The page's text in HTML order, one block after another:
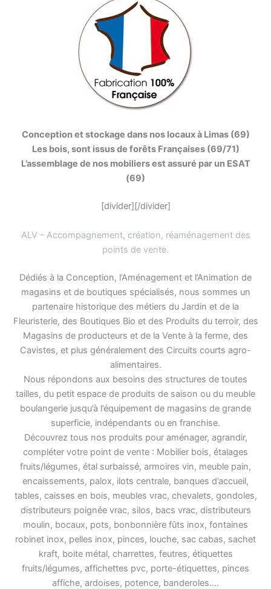
Conception et stockage dans nos locaux à Limas (69)
Les bois, sont issus de forêts Françaises (69/71)
L’assemblage de nos mobiliers est assuré par un ESAT
(69)
[divider][/divider]
ALV – Accompagnement, création, réaménagement des
points de vente.
Dédiés à la Conception, l’Aménagement et l’Animation de
magasins et de boutiques spécialisés, nous sommes un
partenaire historique des métiers du Jardin et de la
Fleuristerie, des Boutiques Bio et des Produits du terroir, des
Magasins de producteurs et de la Vente à la ferme, des
Cavistes, et plus généralement des Circuits courts agro-
alimentaires.
Nous répondons aux besoins des structures de toutes
tailles, du petit espace de produits de saison ou du meuble
boulangerie jusqu’à l’équipement de magasins de grande
superficie, indépendants ou en franchise.
Découvrez tous nos produits pour aménager, agrandir,
compléter votre point de vente : Mobilier bois, étalages
fruits/légumes, étal surbaissé, armoires vin, meuble pain,
encaissements, palox, ilots centrale, banques d’accueil,
tables, caisses en bois, meubles vrac, chevalets, gondoles,
distributeurs poignée vrac, silos, bacs vrac, distributeurs
moulin, bocaux, pots, bonbonnière fûts inox, fontaines
robinet inox, pelles inox, pinces, louche, sac cabas, sachet
kraft, boite métal, charrettes, feutres, étiquettes
fruits/légumes, affichettes pvc, porte-étiquettes, pinces
affiche, ardoises, potence, banderoles….